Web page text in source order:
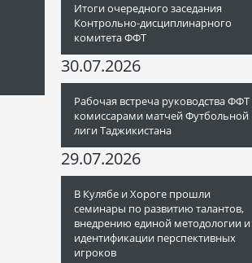
Итоги очередного заседания
Контрольно-дисциплинарного
комитета ФФТ
30.07.2026
Рабочая встреча руководства ФФТ
комиссарами матчей Футбольной
лиги Таджикистана
29.07.2026
В Кулябе и Хороге прошли
семинары по развитию талантов,
внедрению единой методологии и
идентификации перспективных
игроков